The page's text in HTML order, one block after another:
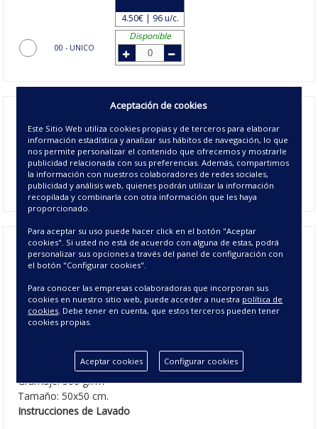
00 - UNICO
4.50€ | 96 u/c.
Disponible
color aleatorio.Paño de cocina fabricado en algodón 100%
de 500 gr/m² y acabado en rizo americano. Bordado con una
seta para coordinar las cocinas más divertidas. Fabricado en
tres colores diferentes
Paño de Cocina Champi - Paño de
Cocina Rizo Bordado
CARACTERÍSTICAS DEL PAÑO BORDADO
Composición: 100% algodón.
Gramaje: 500 gr/m²
Tamaño: 50x50 cm.
Instrucciones de Lavado
Aceptación de cookies
Este Sitio Web utiliza cookies propias y de terceros para elaborar
información estadística y analizar sus hábitos de navegación, lo que
nos permite personalizar el contenido que ofrecemos y mostrarle
publicidad relacionada con sus preferencias. Además, compartimos
la información con nuestros colaboradores de redes sociales,
publicidad y análisis web, quienes podrán utilizar la información
recopilada y combinarla con otra información que les haya
proporcionado.
Para aceptar su uso puede hacer click en el botón "Aceptar
cookies". Si usted no está de acuerdo con alguna de estas, podrá
personalizar sus opciones a través del panel de configuración con
el botón "Configurar cookies".
Para conocer las empresas colaboradoras que incorporan sus
cookies en nuestro sitio web, puede acceder a nuestra política de
cookies . Debe tener en cuenta, que estos terceros pueden tener
cookies propias.
Aceptar cookies Configurar cookies